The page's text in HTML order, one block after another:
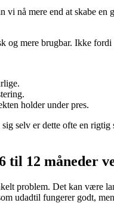
nå mere end at skabe
og mere brugbar. Ikke
holder under pres.
selv er dette ofte en
til 12 måneder
problem. Det kan være
udadtil fungerer godt,